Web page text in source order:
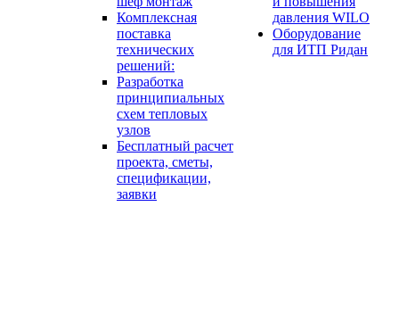
Комплексная
поставка
технических
решений:
Разработка
принципиальных
схем тепловых
узлов
Бесплатный расчет
проекта, сметы,
спецификации,
заявки
давления WILO
Оборудование
для ИТП Ридан